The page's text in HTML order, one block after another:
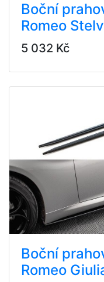
Boční
Romeo
5 032 Kč
Boční
Romeo